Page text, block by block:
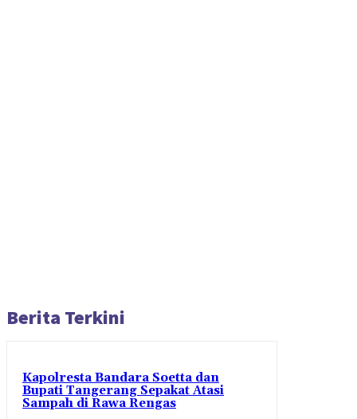
Berita Terkini
Kapolresta Bandara Soetta dan
Bupati Tangerang Sepakat Atasi
Sampah di Rawa Rengas